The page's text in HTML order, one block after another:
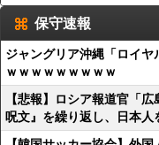
保守速報
ジャングリア沖縄「ロイ
ｗｗｗｗｗｗｗｗｗ
【悲報】ロシア報道官「
呪文』を繰り返し、日本人